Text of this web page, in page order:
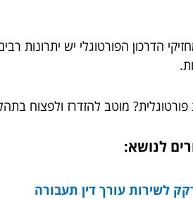
הדרכון הפורטוגלי יש
מוטב להזדרז ולפצוח
לנושא:
לשירות עורך דין תעבורה